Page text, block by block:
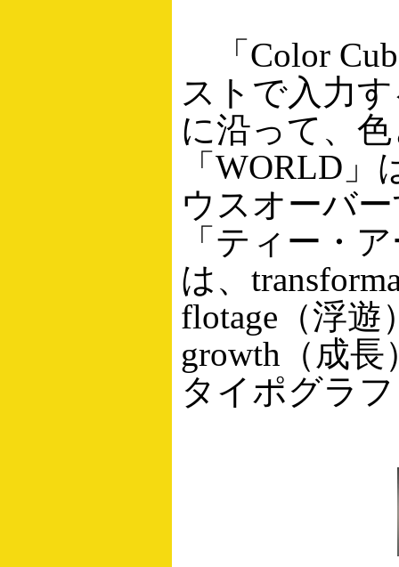
「Color
ストで入力
に沿って、
「WORLD
ウスオーバ
「ティー・
は、
flotage（浮
growth（成
タイポグラ